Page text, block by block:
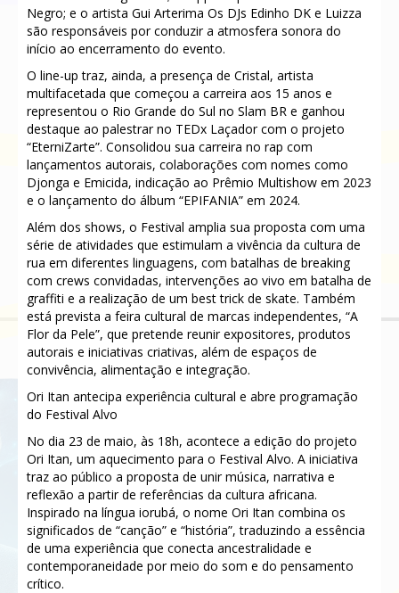
Negro; e o artista Gui Arterima Os DJs Edinho DK e Luizza
são responsáveis por conduzir a atmosfera sonora do
início ao encerramento do evento.
O line-up traz, ainda, a presença de Cristal, artista
multifacetada que começou a carreira aos 15 anos e
representou o Rio Grande do Sul no Slam BR e ganhou
destaque ao palestrar no TEDx Laçador com o projeto
“EterniZarte”. Consolidou sua carreira no rap com
lançamentos autorais, colaborações com nomes como
Djonga e Emicida, indicação ao Prêmio Multishow em 2023
e o lançamento do álbum “EPIFANIA” em 2024.
Além dos shows, o Festival amplia sua proposta com uma
série de atividades que estimulam a vivência da cultura de
rua em diferentes linguagens, com batalhas de breaking
com crews convidadas, intervenções ao vivo em batalha de
graffiti e a realização de um best trick de skate. Também
está prevista a feira cultural de marcas independentes, “A
Flor da Pele”, que pretende reunir expositores, produtos
autorais e iniciativas criativas, além de espaços de
convivência, alimentação e integração.
Ori Itan antecipa experiência cultural e abre programação
do Festival Alvo
No dia 23 de maio, às 18h, acontece a edição do projeto
Ori Itan, um aquecimento para o Festival Alvo. A iniciativa
traz ao público a proposta de unir música, narrativa e
reflexão a partir de referências da cultura africana.
Inspirado na língua iorubá, o nome Ori Itan combina os
significados de “canção” e “história”, traduzindo a essência
de uma experiência que conecta ancestralidade e
contemporaneidade por meio do som e do pensamento
crítico.